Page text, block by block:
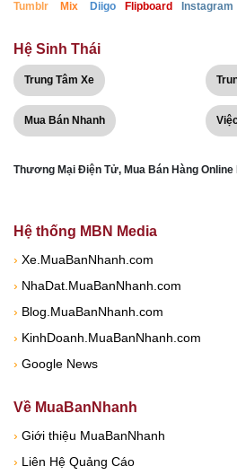
Tumblr Mix Diigo Flipboard Instagram
Hệ Sinh Thái
Trung Tâm Xe
Mua Bán Nhanh
Thương Mại Điện Tử, Mua Bán Hàng Online
Hệ thống MBN Media
› Xe.MuaBanNhanh.com
› NhaDat.MuaBanNhanh.com
› Blog.MuaBanNhanh.com
› KinhDoanh.MuaBanNhanh.com
› Google News
Về MuaBanNhanh
› Giới thiệu MuaBanNhanh
› Liên Hệ Quảng Cáo